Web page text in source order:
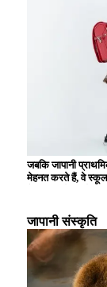
जबकि जापानी प्राथमिक
मेहनत करते हैं, वे स्कूल के बाद
के भोजन के समय, बच्चों को उनकी पोषण संबंधी शिक्षा के हिस्से के रूप में भोजन तैयार
करना और साफ-सफाई
की भावना विकसित होती है।
प्राथमिक विद्यालय के छात्रों के लिए महत्वपूर्ण
में योगदान
जापानी संस्कृति